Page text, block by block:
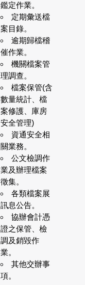
鑑定作業。
定期彙送檔
案目錄。
逾期歸檔稽
催作業。
機關檔案管
理調查。
檔案保管(含
數量統計、檔
案修護、庫房
安全管理)
資通安全相
關業務。
公文檢調作
業及辦理檔案
徵集。
各類檔案展
訊息公告。
協辦會計憑
證之保管、檢
調及銷毀作
業。
其他交辦事
項。